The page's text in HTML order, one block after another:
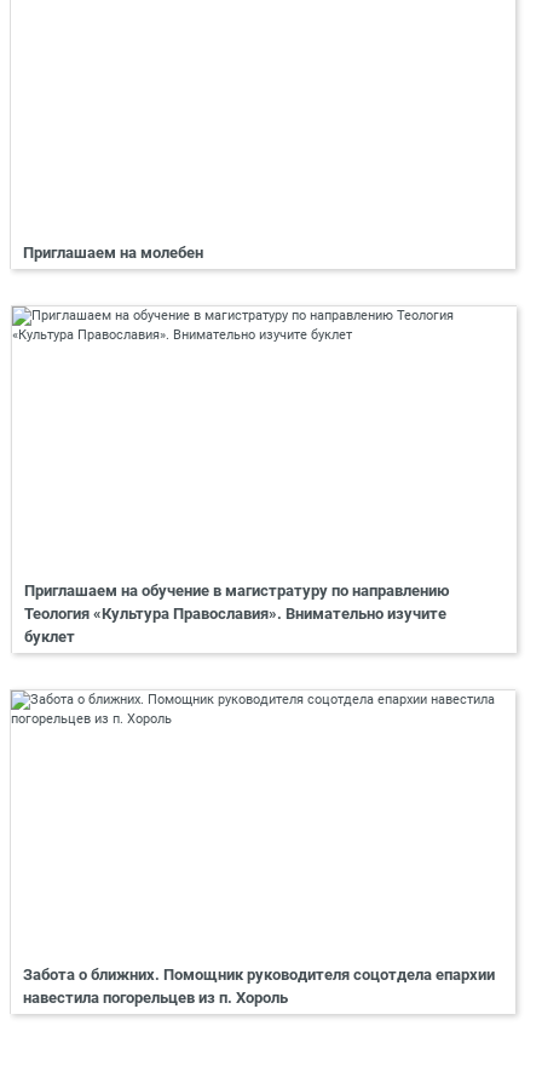
Приглашаем на молебен
Приглашаем на обучение в магистратуру по направлению
Теология «Культура Православия». Внимательно изучите
буклет
Забота о ближних. Помощник руководителя соцотдела епархии
навестила погорельцев из п. Хороль